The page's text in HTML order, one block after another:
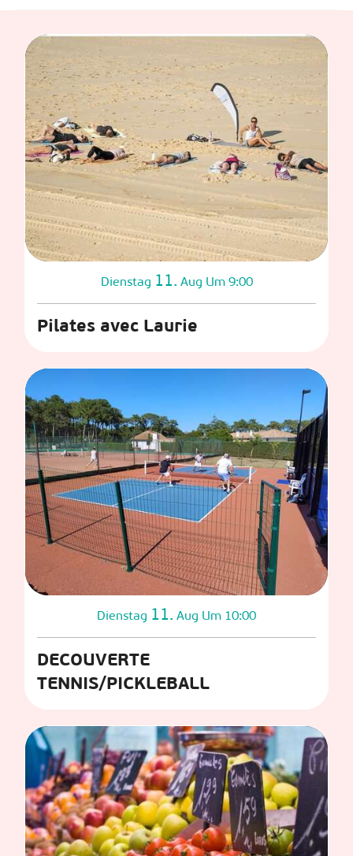
Dienstag 11. Aug Um 9:00
Pilates avec Laurie
Dienstag 11. Aug Um 10:00
DECOUVERTE
TENNIS/PICKLEBALL